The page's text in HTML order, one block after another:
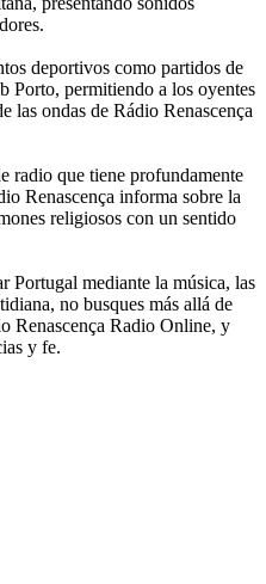
deportivos como partidos de
Porto, permitiendo a los oyentes
las ondas de Rádio Renascença
radio que tiene profundamente
Renascença informa sobre la
religiosos con un sentido
Portugal mediante la música, las
no busques más allá de
Renascença Radio Online, y
y fe.